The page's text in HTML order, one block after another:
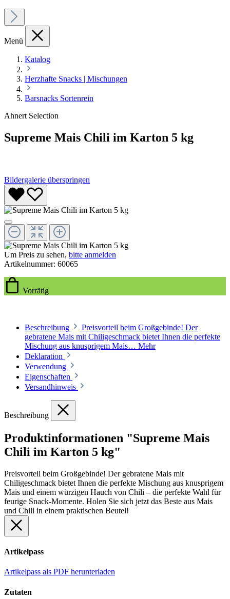
Menü
Katalog
Herzhafte Snacks | Mischungen
Barsnacks Sortenrein
Ahnert Selection
Supreme Mais Chili im Karton 5 kg
Bildergalerie überspringen
Um Preis zu sehen, bitte anmelden
Artikelnummer: 60065
Vorrätig
Beschreibung
Preisvorteil beim Großgebinde! Der
gebratene Mais mit Chiligeschmack bietet Ihnen die perfekte
Mischung aus knusprigem Mais… Mehr
Deklaration
Verwendung
Eigenschaften
Versandhinweis
Beschreibung
Produktinformationen "Supreme Mais
Chili im Karton 5 kg"
Preisvorteil beim Großgebinde! Der gebratene Mais mit
Chiligeschmack bietet Ihnen die perfekte Mischung aus knusprigem
Mais und einem würzigen Hauch von Chili – die perfekte Wahl für
feurige Snack-Momente. Holen Sie sich jetzt das Beste aus Mais
und Chili in einem praktischen Beutel!
Artikelpass
Artikelpass als PDF herunterladen
Zutaten